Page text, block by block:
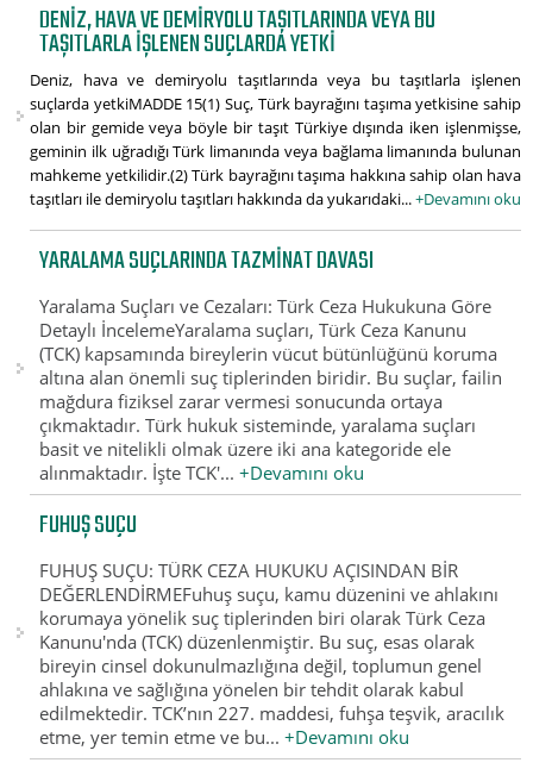
DENIZ, HAVA VE DEMIRYOLU TAŞITLARINDA VEYA BU
TAŞITLARLA IŞLENEN SUÇLARDA YETKI
Deniz, hava ve demiryolu taşıtlarında veya bu taşıtlarla işlenen
suçlarda yetkiMADDE 15(1) Suç, Türk bayrağını taşıma yetkisine sahip
olan bir gemide veya böyle bir taşıt Türkiye dışında iken işlenmişse,
geminin ilk uğradığı Türk limanında veya bağlama limanında bulunan
mahkeme yetkilidir.(2) Türk bayrağını taşıma hakkına sahip olan hava
taşıtları ile demiryolu taşıtları hakkında da yukarıdaki...+Devamını oku
YARALAMA SUÇLARINDA TAZMINAT DAVASI
Yaralama Suçları ve Cezaları: Türk Ceza Hukukuna Göre
Detaylı İncelemeYaralama suçları, Türk Ceza Kanunu
(TCK) kapsamında bireylerin vücut bütünlüğünü koruma
altına alan önemli suç tiplerinden biridir. Bu suçlar, failin
mağdura fiziksel zarar vermesi sonucunda ortaya
çıkmaktadır. Türk hukuk sisteminde, yaralama suçları
basit ve nitelikli olmak üzere iki ana kategoride ele
alınmaktadır. İşte TCK'...+Devamını oku
FUHUŞ SUÇU
FUHUŞ SUÇU: TÜRK CEZA HUKUKU AÇISINDAN BİR
DEĞERLENDİRMEFuhuş suçu, kamu düzenini ve ahlakını
korumaya yönelik suç tiplerinden biri olarak Türk Ceza
Kanunu'nda (TCK) düzenlenmiştir. Bu suç, esas olarak
bireyin cinsel dokunulmazlığına değil, toplumun genel
ahlakına ve sağlığına yönelen bir tehdit olarak kabul
edilmektedir. TCK’nın 227. maddesi, fuhşa teşvik, aracılık
etme, yer temin etme ve bu...+Devamını oku